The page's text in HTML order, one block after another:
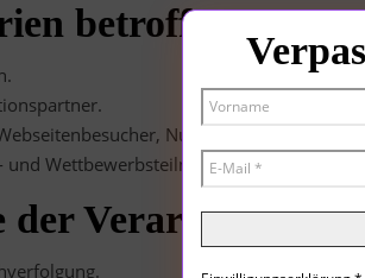
betroffener
Nutzer von
und Wettbewerbsteilnehmer.
der Verarbeitung